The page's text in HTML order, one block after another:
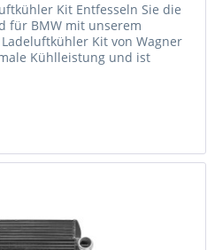
Kit Entfesseln Sie die
für BMW mit unserem
Kit von Wagner
Kühlleistung und ist
mehr Ladeluftvolumen für...